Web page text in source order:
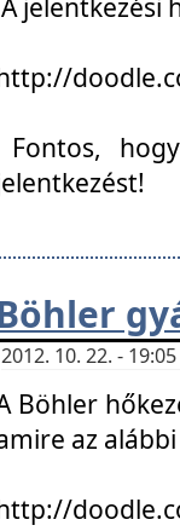
Fontos,
2012. 10. 22. -
Böhler
az